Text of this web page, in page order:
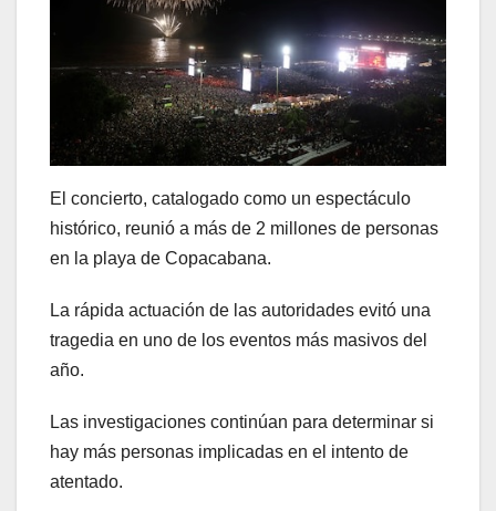
El concierto, catalogado como un espectáculo
histórico, reunió a más de 2 millones de personas
en la playa de Copacabana.
La rápida actuación de las autoridades evitó una
tragedia en uno de los eventos más masivos del
año.
Las investigaciones continúan para determinar si
hay más personas implicadas en el intento de
atentado.